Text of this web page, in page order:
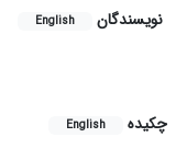
نویسندگان English
چکیده
English